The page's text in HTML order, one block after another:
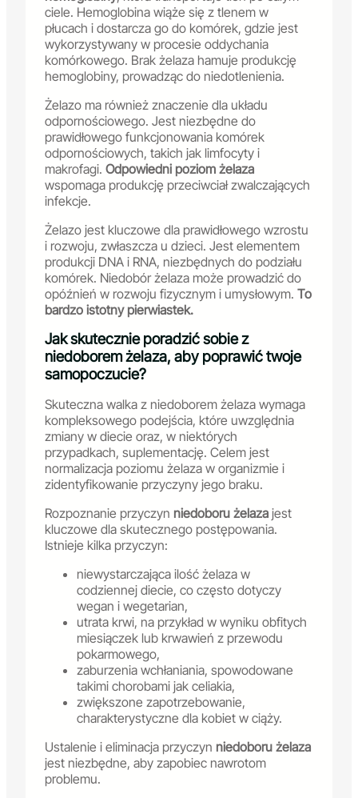
ciele. Hemoglobina wiąże się z tlenem w
płucach i dostarcza go do komórek, gdzie jest
wykorzystywany w procesie oddychania
komórkowego. Brak żelaza hamuje produkcję
hemoglobiny, prowadząc do niedotlenienia.
Żelazo ma również znaczenie dla układu
odpornościowego. Jest niezbędne do
prawidłowego funkcjonowania komórek
odpornościowych, takich jak limfocyty i
makrofagi. Odpowiedni poziom żelaza
wspomaga produkcję przeciwciał zwalczających
infekcje.
Żelazo jest kluczowe dla prawidłowego wzrostu
i rozwoju, zwłaszcza u dzieci. Jest elementem
produkcji DNA i RNA, niezbędnych do podziału
komórek. Niedobór żelaza może prowadzić do
opóźnień w rozwoju fizycznym i umysłowym. To
bardzo istotny pierwiastek.
Jak skutecznie poradzić sobie z
niedoborem żelaza, aby poprawić twoje
samopoczucie?
Skuteczna walka z niedoborem żelaza wymaga
kompleksowego podejścia, które uwzględnia
zmiany w diecie oraz, w niektórych
przypadkach, suplementację. Celem jest
normalizacja poziomu żelaza w organizmie i
zidentyfikowanie przyczyny jego braku.
Rozpoznanie przyczyn niedoboru żelaza jest
kluczowe dla skutecznego postępowania.
Istnieje kilka przyczyn:
niewystarczająca ilość żelaza w
codziennej diecie, co często dotyczy
wegan i wegetarian,
utrata krwi, na przykład w wyniku obfitych
miesiączek lub krwawień z przewodu
pokarmowego,
zaburzenia wchłaniania, spowodowane
takimi chorobami jak celiakia,
zwiększone zapotrzebowanie,
charakterystyczne dla kobiet w ciąży.
Ustalenie i eliminacja przyczyn niedoboru żelaza
jest niezbędne, aby zapobiec nawrotom
problemu.